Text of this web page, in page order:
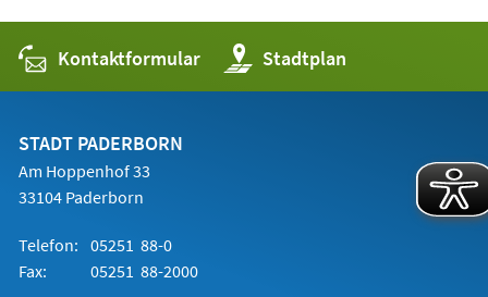
Kontaktformular Stadtplan
(Öffnet
in
einem
STADT PADERBORN
Am Hoppenhof 33
33104 Paderborn
Telefon: 05251 88-0
Fax:
05251 88-2000